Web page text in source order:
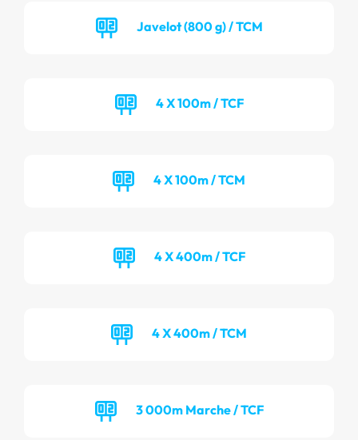
Javelot (800 g) / TCM
4 X 100m / TCF
4 X 100m / TCM
4 X 400m / TCF
4 X 400m / TCM
3 000m Marche / TCF